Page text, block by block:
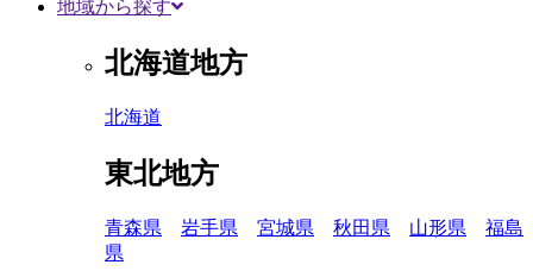
地域から探す
北海道地方
北海道
東北地方
青森県 岩手県 宮城県 秋田県 山形県
福島
県